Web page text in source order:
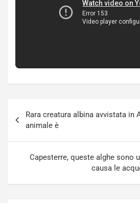
articoli
Rara creatura albina avvistata in
animale è
Capesterre, queste alghe sono
causa le